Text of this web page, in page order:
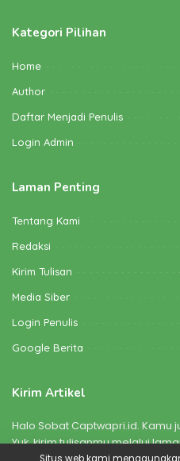
Kategori Pilihan
Home
Author
Daftar Menjadi Penulis
Login Admin
Laman Penting
Tentang Kami
Redaksi
Kirim Tulisan
Media Siber
Login Penulis
Google Berita
Kirim Artikel
Halo Sobat Captwapri.id. Kamu
Yuk, kirim tulisanmu melalui